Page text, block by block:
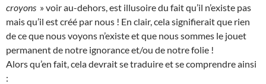
croyons » voir au-dehors, est illusoire du fait qu’il n’existe pas
mais qu’il est créé par nous ! En clair, cela signifierait que rien
de ce que nous voyons n’existe et que nous sommes le jouet
permanent de notre ignorance et/ou de notre folie !
Alors qu’en fait, cela devrait se traduire et se comprendre ainsi
: